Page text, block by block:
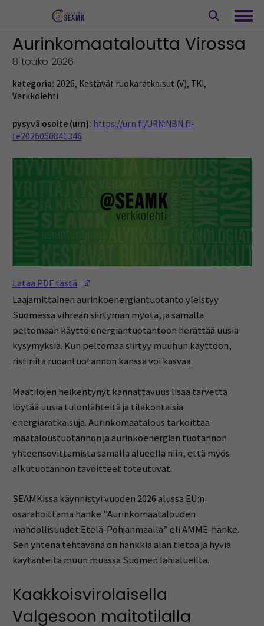
Aurinkomaataloutta Virossa
8 touko 2026
kategoria: 2026, Kestävät ruokaratkaisut (V), TKI,
Verkkolehti
pysyvä osoite (urn): https://urn.fi/URN:NBN:fi-
fe2026050841346
Lataa PDF tästä
Laajamittainen aurinkoenergiantuotanto yleistyy
Suomessa vihreän siirtymän myötä, ja samalla
peltomaan käyttö energiantuotantoon herättää uusia
kysymyksiä. Kun peltomaa siirtyy muuhun käyttöön,
ristiriita ruoantuotannon kanssa voi kasvaa.
Maatilojen heikentynyt kannattavuus lisää tarvetta
löytää uusia tulonlähteitä ja tilakohtaisia
energiaratkaisuja. Aurinkomaatalous tarkoittaa
maataloustuotannon ja aurinkoenergian tuotannon
yhteensovittamista samalla alueella niin, että myös
alkutuotannon tavoitteet toteutuvat.
SEAMKissa käynnistyi vuoden 2026 alussa EU:n
osarahoittama hanke ”Aurinkomaatalouden
mahdollisuudet Etelä-Pohjanmaalla” eli AMME-hanke.
Sen yhtenä tehtävänä on hankkia alan tietoa ja hyviä
käytänteitä muun muassa Suomen lähialueilta.
Kaakkoisvirolaisella
Valgesoon maitotilalla